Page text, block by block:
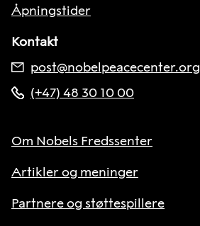
Åpningstider
Kontakt
post@nobelpeacecenter.org
(+47) 48 30 10 00
Om Nobels Fredssenter
Artikler og meninger
Partnere og støttespillere